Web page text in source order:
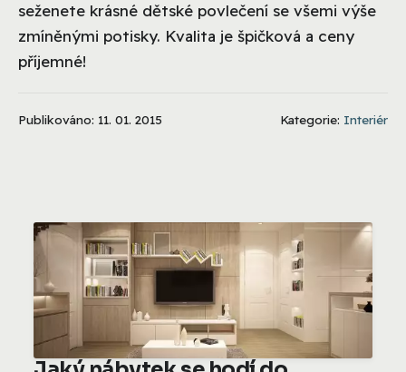
seženete krásné dětské povlečení se všemi výše
zmíněnými potisky. Kvalita je špičková a ceny
příjemné!
Publikováno: 11. 01. 2015 Kategorie: Interiér